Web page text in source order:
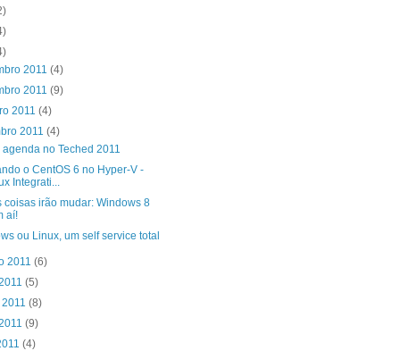
2011(4)
2011(9)
2011(4)
2011(4)
no Teched 2011
o CentOS 6 no Hyper-V -
Integrati...
coisas irão mudar: Windows 8
aí!
ou Linux, um self service total
2011(6)
(5)
2011(8)
(9)
(4)